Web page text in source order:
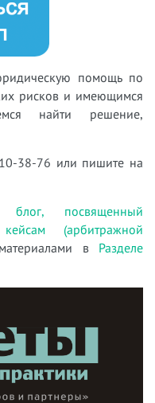
помощь по
рисков и имеющимся
найти решение,
38-76 или пишите на
блог, посвященный
(арбитражной
в Разделе